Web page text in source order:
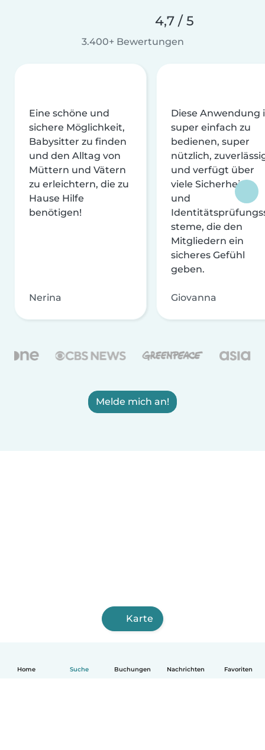
Home Suche Buchungen Nachrichten Favoriten
4,7 / 5
3.400+ Bewertungen
Eine schöne und
sichere Möglichkeit,
Babysitter zu finden
und den Alltag von
Müttern und Vätern
zu erleichtern, die zu
Hause Hilfe
benötigen!
Nerina
Diese Anwendung
super einfach zu
bedienen, super
nützlich,
und verfügt über
viele Sicherheits-
und
steme, die den
Mitgliedern ein
sicheres Gefühl
geben.
Giovanna
Melde mich an!
Karte